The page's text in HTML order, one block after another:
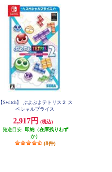
【Switch】 ぷよぷよテトリス２ ス
ペシャルプライス
2,917円
(税込)
発送目安: 即納（在庫残りわず
か）
(8件)